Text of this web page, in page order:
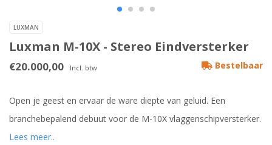
LUXMAN
Luxman M-10X - Stereo Eindversterker
€20.000,00 Incl. btw Bestelbaar
Open je geest en ervaar de ware diepte van geluid. Een
branchebepalend debuut voor de M-10X vlaggenschipversterker.
Lees meer..